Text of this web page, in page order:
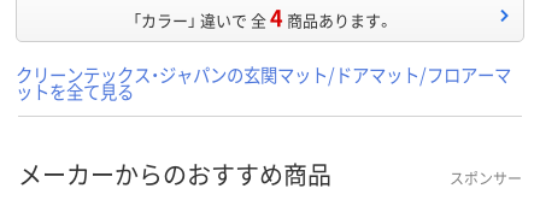
「カラー」 違いで 全4 商品あります。
クリーンテックス・ジャパンの玄関マット/ドアマット/フロアーマ
ットを全て見る
メーカーからのおすすめ商品 スポンサー